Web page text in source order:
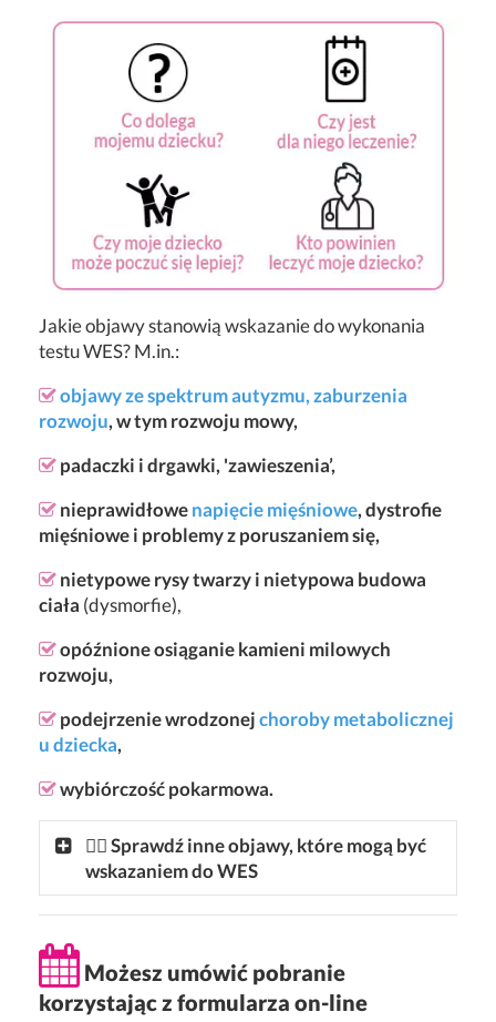
Jakie objawy stanowią wskazanie do wykonania
testu WES? M.in.:
objawy ze spektrum autyzmu,zaburzenia
rozwoju, w tym rozwoju mowy,
padaczki i drgawki, 'zawieszenia’,
nieprawidłowenapięcie mięśniowe, dystrofie
mięśniowe i problemy z poruszaniem się,
nietypowe rysy twarzy i nietypowa budowa
ciała (dysmorfie),
opóźnione osiąganie kamieni milowych
rozwoju,
podejrzenie wrodzonejchoroby metabolicznej
u dziecka,
wybiórczość pokarmowa.
👩‍⚕ Sprawdź inne objawy, które mogą być
wskazaniem do WES
Możesz umówić pobranie
korzystając z formularza on-line